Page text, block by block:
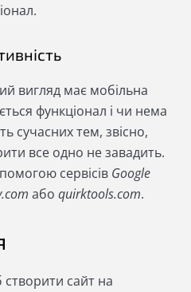
вигляд має мобільна
функціонал і чи нема
сучасних тем, звісно,
все одно не завадить.
сервісів Google
або quirktools.com.
сайт на